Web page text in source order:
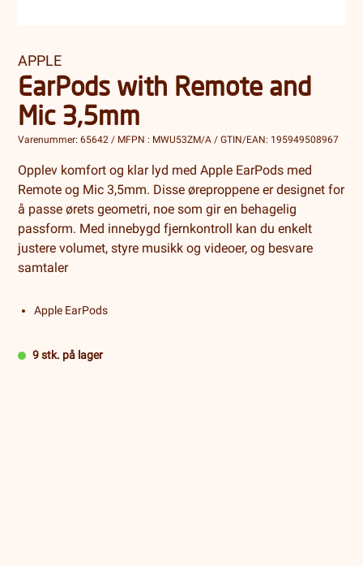
APPLE
EarPods with Remote and
Mic 3,5mm
Varenummer: 65642 / MFPN : MWU53ZM/A / GTIN/EAN: 195949508967
Opplev komfort og klar lyd med Apple EarPods med
Remote og Mic 3,5mm. Disse øreproppene er designet for
å passe ørets geometri, noe som gir en behagelig
passform. Med innebygd fjernkontroll kan du enkelt
justere volumet, styre musikk og videoer, og besvare
samtaler
Apple EarPods
9 stk. på lager